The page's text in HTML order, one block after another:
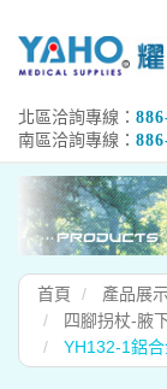
北區洽詢專線：
南區洽詢專線：
首頁 產品展
四腳拐杖-腋
YH132-1鋁